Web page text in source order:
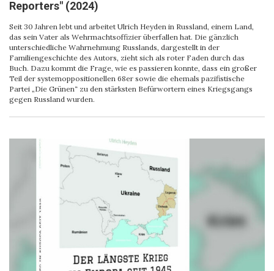
Reporters" (2024)
Seit 30 Jahren lebt und arbeitet Ulrich Heyden in Russland, einem Land,
das sein Vater als Wehrmachtsoffizier überfallen hat. Die gänzlich
unterschiedliche Wahrnehmung Russlands, dargestellt in der
Familiengeschichte des Autors, zieht sich als roter Faden durch das
Buch. Dazu kommt die Frage, wie es passieren konnte, dass ein großer
Teil der systemoppositionellen 68er sowie die ehemals pazifistische
Partei „Die Grünen“ zu den stärksten Befürwortern eines Kriegsgangs
gegen Russland wurden.